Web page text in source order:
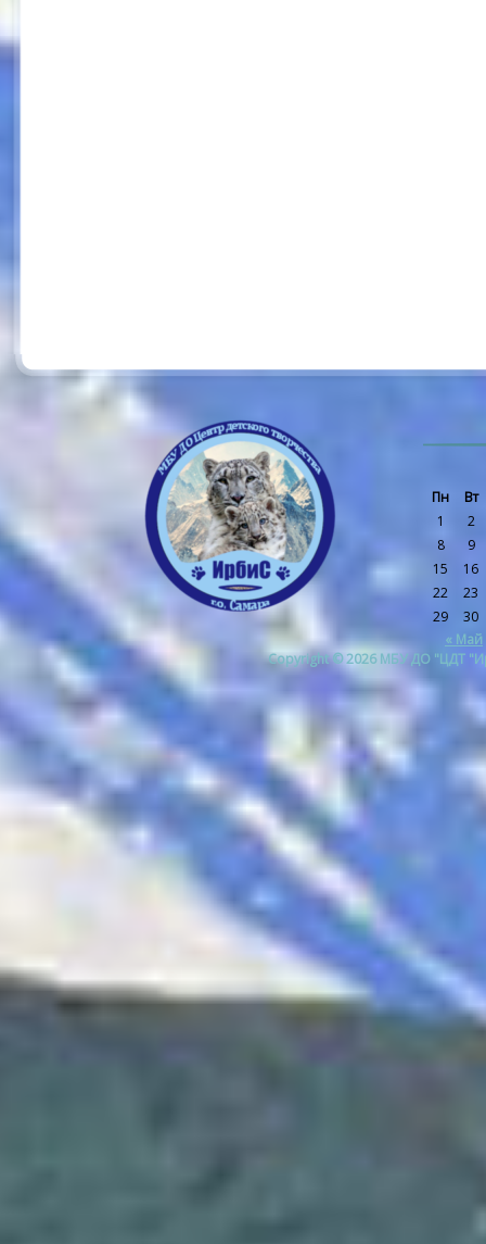
Пн
Вт
1
2
8
9
15
16
22
23
29
30
« Май
Copyright © 2026 МБУ ДО "ЦДТ